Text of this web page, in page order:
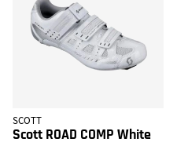
SCOTT
Scott ROAD COMP White